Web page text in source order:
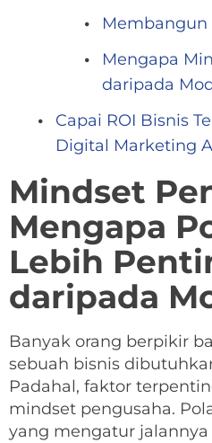
Mengapa
daripada
Capai ROI Bisnis
Digital Marketing
Mindset
Mengapa
Lebih
daripada
Banyak orang berpikir
sebuah bisnis
Padahal, faktor
mindset pengusaha.
yang mengatur jalannya